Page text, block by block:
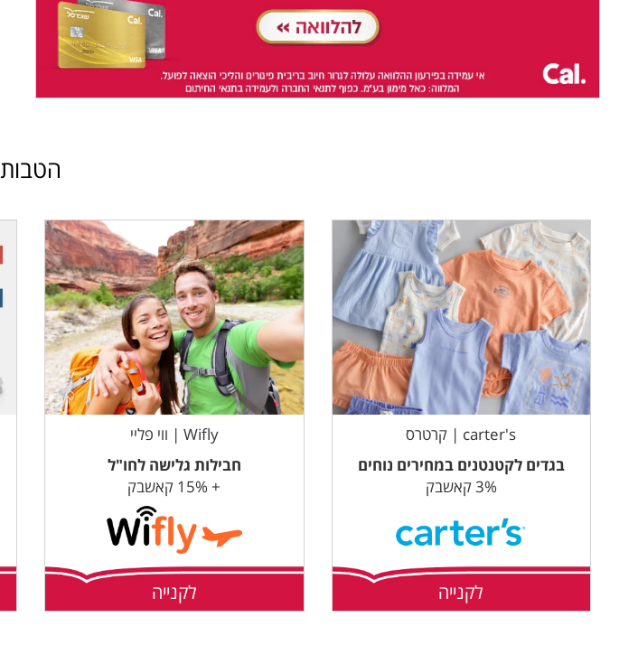
הטבות
carter's | קרטרס
בגדים לקטנטנים במחירים נוחים
3% קאשבק
לקנייה
Wifly | ווי פליי
חבילות גלישה לחו"ל
+ 15% קאשבק
לקנייה